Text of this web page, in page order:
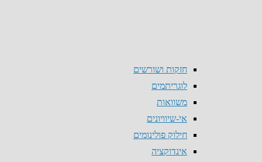
חזקות ושורשים
לוגריתמים
משוואות
אי-שיוויונים
חילוק פולינומים
אינדוקציה